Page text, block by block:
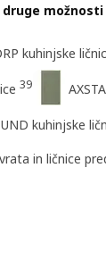
druge možnosti
kuhinjske
39
kuhinjske
in ličnice